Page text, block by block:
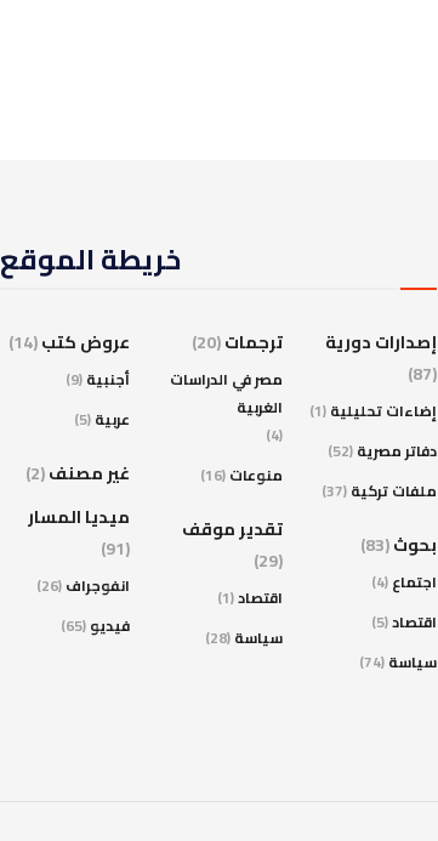
خريطة الموقع
إصدارات دورية
(87)
إضاءات تحليلية(1)
دفاتر مصرية(52)
ملفات تركية(37)
بحوث(83)
اجتماع(4)
اقتصاد(5)
سياسة(74)
ترجمات(20)
مصر في الدراسات
الغربية
(4)
منوعات(16)
تقدير موقف
(29)
اقتصاد(1)
سياسة(28)
عروض كتب(14)
أجنبية(9)
عربية(5)
غير مصنف(2)
ميديا المسار
(91)
انفوجراف(26)
فيديو(65)